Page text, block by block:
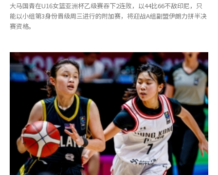
大马国青在U16女篮亚洲杯乙级赛吞下2连败，以44比66不敌印尼，只
能以小组第3身份晋级周三进行的附加赛，将迎战A组副盟伊朗力拼半决
赛资格。